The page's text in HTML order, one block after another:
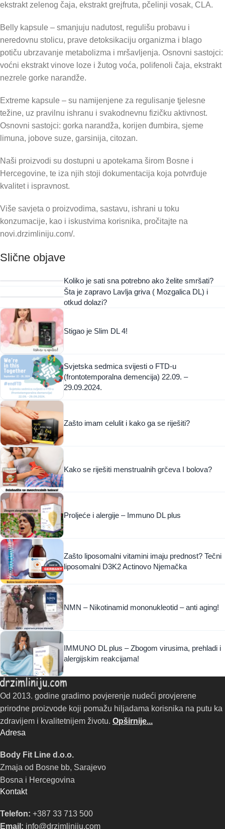
ekstrakt zelenog čaja, ekstrakt grejfruta, pčelinji vosak, CLA.
Belly kapsule – smanjuju nadutost, regulišu probavu i
neredovnu stolicu, prave detoksikaciju organizma i blago
potiču ubrzavanje metabolizma i mršavljenja. Osnovni sastojci:
voćni ekstrakt vinove loze i žutog voća, polifenoli čaja, ekstrakt
nezrele gorke narandže.
Extreme kapsule – su namijenjene za regulisanje tjelesne
težine, uz pravilnu ishranu i svakodnevnu fizičku aktivnost.
Osnovni sastojci: gorka narandža, korijen đumbira, sjeme
limuna, jobove suze, garsinija, citozan.
Naši proizvodi su dostupni u apotekama širom Bosne i
Hercegovine, te iza njih stoji dokumentacija koja potvrđuje
kvalitet i ispravnost.
Više savjeta o proizvodima, sastavu, ishrani u toku
konzumacije, kao i iskustvima korisnika, pročitajte na
novi.drzimliniju.com/.
Slične objave
Koliko je sati sna potrebno ako želite smršati?
Šta je zapravo Lavlja griva ( Mozgalica DL) i
otkud dolazi?
Stigao je Slim DL 4!
Svjetska sedmica svijesti o FTD-u
(frontotemporalna demencija) 22.09. –
29.09.2024.
Zašto imam celulit i kako ga se riješiti?
Kako se riješiti menstrualnih grčeva I bolova?
Proljeće i alergije – Immuno DL plus
Zašto liposomalni vitamini imaju prednost? Tečni
liposomalni D3K2 Actinovo Njemačka
NMN – Nikotinamid mononukleotid – anti aging!
IMMUNO DL plus – Zbogom virusima, prehladi i
alergijskim reakcijama!
Od 2013. godine gradimo povjerenje nudeći provjerene
prirodne proizvode koji pomažu hiljadama korisnika na putu ka
zdravijem i kvalitetnijem životu. Opširnije...
Adresa
Body Fit Line d.o.o.
Zmaja od Bosne bb, Sarajevo
Bosna i Hercegovina
Kontakt
Telefon: +387 33 713 500
Email: info@drzimliniju.com